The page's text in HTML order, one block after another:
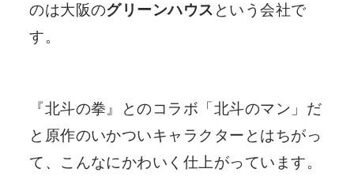
のは大阪のグリーンハウス という会社で
す。
『北斗の拳』とのコラボ「北斗のマン」だ
と原作のいかついキャラクターとはちがっ
て、こんなにかわいく仕上がっています。